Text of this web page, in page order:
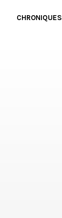
CHRONIQUES